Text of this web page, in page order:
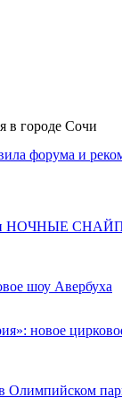
в городе Сочи
форума и
и НОЧНЫЕ
шоу Авербуха
новое
Олимпийском